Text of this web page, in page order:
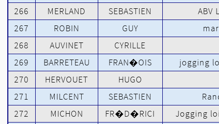
266
MERLAND SEBASTIEN
ABV
267
ROBIN GUY
268
AUVINET
CYRILLE
269
BARRETEAU FRAN�OIS
jogging
270
HERVOUET
HUGO
271
MILCENT SEBASTIEN
272
MICHON FR�D�RICI
Jogging